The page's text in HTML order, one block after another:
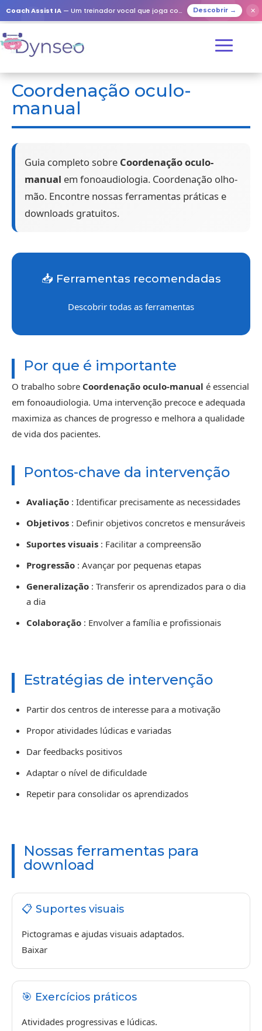
Coach Assist IA — Um treinador vocal que joga com os seus entes queridos Descobrir → ✕
Coordenação oculo-
manual
Guia completo sobre Coordenação oculo-
manual em fonoaudiologia. Coordenação olho-
mão. Encontre nossas ferramentas práticas e
downloads gratuitos.
📥 Ferramentas recomendadas
Descobrir todas as ferramentas
Por que é importante
O trabalho sobre Coordenação oculo-manual é essencial
em fonoaudiologia. Uma intervenção precoce e adequada
maximiza as chances de progresso e melhora a qualidade
de vida dos pacientes.
Pontos-chave da intervenção
Avaliação : Identificar precisamente as necessidades
Objetivos : Definir objetivos concretos e mensuráveis
Suportes visuais : Facilitar a compreensão
Progressão : Avançar por pequenas etapas
Generalização : Transferir os aprendizados para o dia
a dia
Colaboração : Envolver a família e profissionais
Estratégias de intervenção
Partir dos centros de interesse para a motivação
Propor atividades lúdicas e variadas
Dar feedbacks positivos
Adaptar o nível de dificuldade
Repetir para consolidar os aprendizados
Nossas ferramentas para
download
📋 Suportes visuais
Pictogramas e ajudas visuais adaptados.
Baixar
🎯 Exercícios práticos
Atividades progressivas e lúdicas.